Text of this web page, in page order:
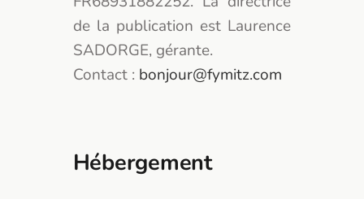
de la publication est Laurence
SADORGE, gérante.
Contact : bonjour@fymitz.com
Hébergement